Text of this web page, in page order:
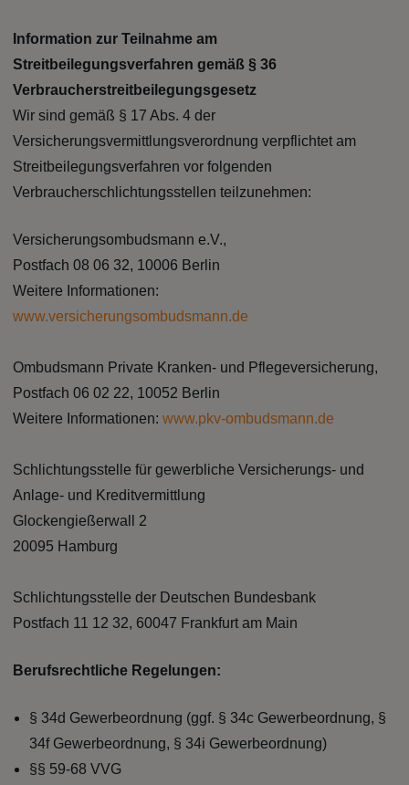
Information zur Teilnahme am
Streitbeilegungsverfahren gemäß § 36
Verbraucherstreitbeilegungsgesetz
Wir sind gemäß § 17 Abs. 4 der
Versicherungsvermittlungsverordnung verpflichtet am
Streitbeilegungsverfahren vor folgenden
Verbraucherschlichtungsstellen teilzunehmen:
Versicherungsombudsmann e.V.,
Postfach 08 06 32, 10006 Berlin
Weitere Informationen:
www.versicherungsombudsmann.de
Ombudsmann Private Kranken- und Pflegeversicherung,
Postfach 06 02 22, 10052 Berlin
Weitere Informationen: www.pkv-ombudsmann.de
Schlichtungsstelle für gewerbliche Versicherungs- und
Anlage- und Kreditvermittlung
Glockengießerwall 2
20095 Hamburg
Schlichtungsstelle der Deutschen Bundesbank
Postfach 11 12 32, 60047 Frankfurt am Main
Berufsrechtliche Regelungen:
§ 34d Gewerbeordnung (ggf. § 34c Gewerbeordnung, §
34f Gewerbeordnung, § 34i Gewerbeordnung)
§§ 59-68 VVG